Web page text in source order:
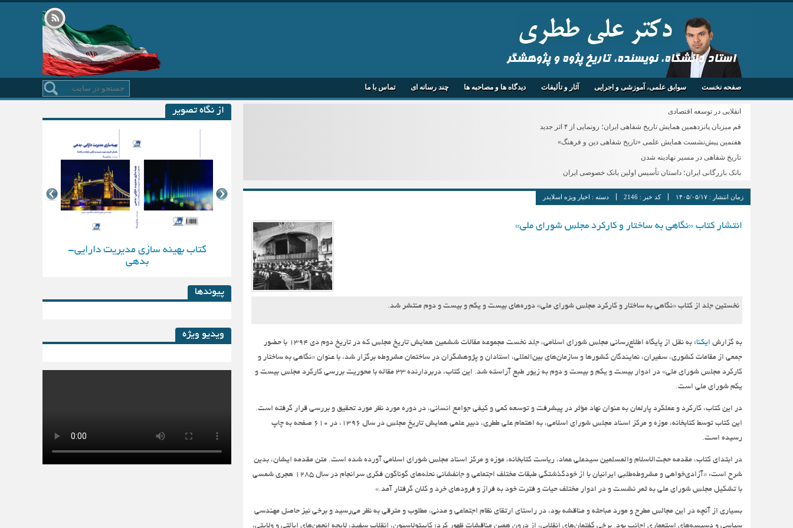
استاد دانشگاه، نویسنده، تاریخ پژوه و پژوهشگر
صفحه نخست سوابق علمی، آموزشی و اجرایی آثار و تألیفات دیدگاه ها و مصاحبه ها چند رسانه ای تماس با ما
انقلابی در توسعه اقتصادی
قم میزبان پانزدهمین همایش تاریخ شفاهی ایران؛ رونمایی از ۴ اثر جدید
هفتمین پیش‌نشست همایش علمی «تاریخ شفاهی دین و فرهنگ»
تاریخ شفاهی در مسیر نهادینه شدن
بانک بازرگانی ایران؛ داستان تأسیس اولین بانک خصوصی ایران
زمان انتشار : ۱۴۰۵/۰۵/۱۷ کد خبر : 2146 دسته : اخبار ویژه اسلایدر
انتشار کتاب «نگاهی به ساختار و کارکرد مجلس شورای ملی»
نخستین جلد از کتاب «نگاهی به ساختار و کارکرد مجلس شورای ملی» دوره‌های بیست و یکم و بیست و دوم منتشر شد.
به گزارش ایکنا
؛ به نقل از پایگاه اطلاع‌رسانی مجلس شورای اسلامی، جلد نخست مجموعه مقالات ششمین همایش تاریخ مجلس که در تاریخ دوم دی ۱۳۹۴ با حضور
جمعی از مقامات کشوری، سفیران، نمایندگان کشورها و سازمان‌های بین‌المللی، استادان و پژوهشگران در ساختمان مشروطه برگزار شد، ‌با عنوان «نگاهی به ساختار و
کارکرد مجلس شورای ملی» در ادوار بیست و یکم و بیست و دوم به زیور طبع آراسته شد. این کتاب، دربردارنده ‌۳۳ مقاله با محوریت بررسی کارکرد مجلس بیست و
یکم شورای ملی است.
در این کتاب، کارکرد و عملکرد پارلمان به عنوان نهاد مؤثر در پیشرفت و توسعه کمی و کیفی جوامع انسانی، در دوره مورد نظر مورد تحقیق و بررسی قرار گرفته است.
این کتاب توسط کتابخانه، موزه و مرکز اسناد مجلس شورای اسلامی، به اهتمام علی ططری، دبیر علمی همایش تاریخ مجلس در سال ۱۳۹۶، در ۶۱۰ صفحه به چاپ
رسیده است.
در ابتدای کتاب، مقدمه حج‍ت‌الاسلام والمسلمین سیدعلی عماد، ریاست کتابخانه، موزه و مرکز اسناد مجلس شورای اسلامی آورده شده است. متن مقدمه ایشان، بدین
شرح است: «آزادی‌خواهی و مشروطه‌طلبی‌ ایرانیان با از خودگذشتگی طبقات مختلف اجتماعی و جانفشانی نحله‌های گوناگون فکری سرانجام در سال ۱۲۸۵ هجری شمسی
با تشکیل مجلس شورای ملی به ثمر نشست و در ادوار مختلف حیات و فترت خود به فراز و فرودهای خرد و کلان گرفتار آمد.»
بسیاری از آنچه در این مجالس مطرح و مورد مباحثه و مناقشه بود، در راستای ارتقای نظام اجتماعی و مدنی، مطلوب و مترقی به نظر می‌رسید و برخی نیز حاصل مهندسی
سیاسی و دسیسه‌های استعماری اجانب بود. برخی گفتمان‌های انقلابی، از درون همین مناقشات ظهور کرد؛ کاپیتولاسیون، انقلاب سفید، لایحه انجمن‌های ایالتی و ولایتی،
از نگاه تصویر
کتاب بهینه سازی مدیریت دارایی-
بدهی
پیوندها
ویدیو ویژه